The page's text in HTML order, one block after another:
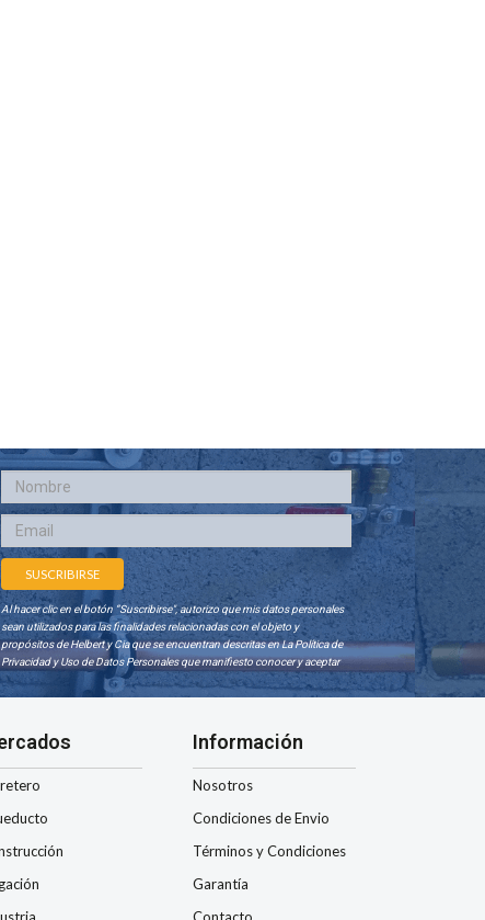
Al hacer clic en el botón “Suscribirse", autorizo que mis datos personales
sean utilizados para las finalidades relacionadas con el objeto y
propósitos de Helbert y Cia que se encuentran descritas en La Política de
Privacidad y Uso de Datos Personales que manifiesto conocer y aceptar
Información
Nosotros
Condiciones de Envio
Términos y Condiciones
Garantía